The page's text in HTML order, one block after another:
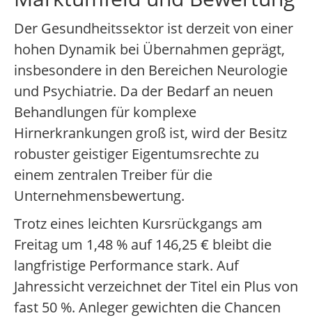
Der Gesundheitssektor ist derzeit von einer
hohen Dynamik bei Übernahmen geprägt,
insbesondere in den Bereichen Neurologie
und Psychiatrie. Da der Bedarf an neuen
Behandlungen für komplexe
Hirnerkrankungen groß ist, wird der Besitz
robuster geistiger Eigentumsrechte zu
einem zentralen Treiber für die
Unternehmensbewertung.
Trotz eines leichten Kursrückgangs am
Freitag um 1,48 % auf 146,25 € bleibt die
langfristige Performance stark. Auf
Jahressicht verzeichnet der Titel ein Plus von
fast 50 %. Anleger gewichten die Chancen